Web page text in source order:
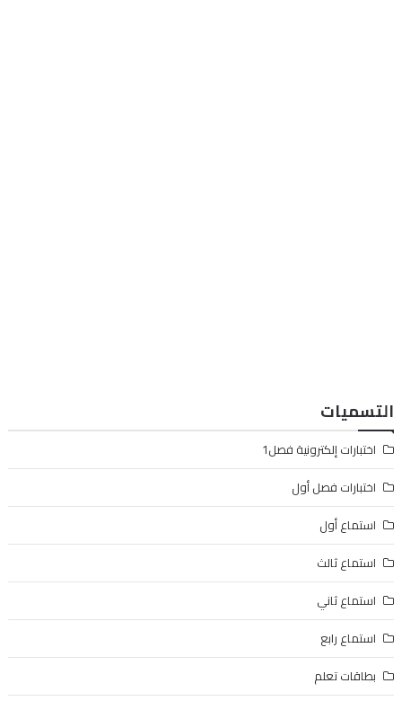
التسميات
اختبارات إلكترونية فصل1
اختبارات فصل أول
استماع أول
استماع ثالث
استماع ثاني
استماع رابع
بطاقات تعلم